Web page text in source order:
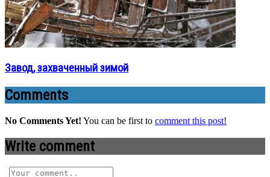
Завод, захваченный зимой
Comments
No Comments Yet! You can be first to comment this post!
Write comment